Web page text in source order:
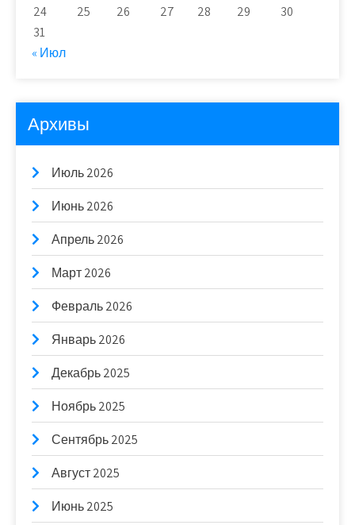
24
25 26 27 28 29
30
31
« Июл
Архивы
Июль 2026
Июнь 2026
Апрель 2026
Март 2026
Февраль 2026
Январь 2026
Декабрь 2025
Ноябрь 2025
Сентябрь 2025
Август 2025
Июнь 2025